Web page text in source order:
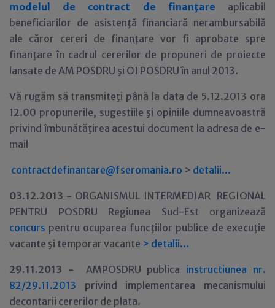
modelul de contract de finanţare aplicabil
beneficiarilor de asistenţă financiară nerambursabilă
ale căror cereri de finanţare vor fi aprobate spre
finanţare în cadrul cererilor de propuneri de proiecte
lansate de AM POSDRU şi OI POSDRU în anul 2013.
Vă rugăm să transmiteţi până la data de 5.12.2013 ora
12.00 propunerile, sugestiile şi opiniile dumneavoastră
privind îmbunătăţirea acestui document la adresa de e-
mail
contractdefinantare@fseromania.ro > detalii...
03.12.2013 - ORGANISMUL INTERMEDIAR REGIONAL
PENTRU POSDRU Regiunea Sud-Est organizează
concurs pentru ocuparea funcţiilor publice de execuţie
vacante şi temporar vacante > detalii...
29.11.2013 - AMPOSDRU publica instructiunea nr.
82/29.11.2013 privind implementarea mecanismului
decontarii cererilor de plata.